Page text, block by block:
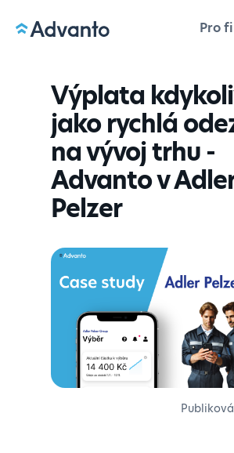
Pro
Výplata
jako rychlá
na vývoj trhu -
Advanto v
Pelzer